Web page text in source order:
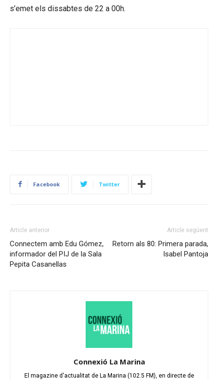
s’emet els dissabtes de 22 a 00h.
Facebook Twitter
Article anterior
Connectem amb Edu Gómez,
informador del PIJ de la Sala
Pepita Casanellas
Article següent
Retorn als 80: Primera parada,
Isabel Pantoja
Connexió La Marina
El magazine d'actualitat de La Marina (102.5 FM), en directe de